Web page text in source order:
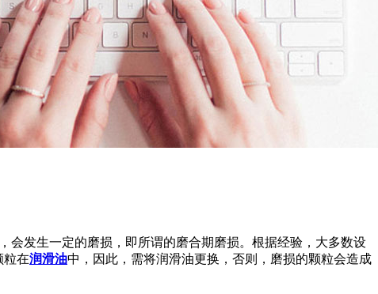
发生一定的磨损，即所谓的磨合期磨损。根据经验，大多数设
粒在润滑油中，因此，需将润滑油更换，否则，磨损的颗粒会造成